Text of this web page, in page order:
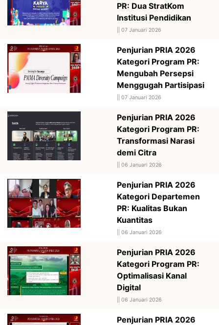
PR: Dua StratKom
Institusi Pendidikan
07 Januari 2026
Penjurian PRIA 2026
Kategori Program PR:
Mengubah Persepsi
Menggugah Partisipasi
07 Januari 2026
Penjurian PRIA 2026
Kategori Program PR:
Transformasi Narasi
demi Citra
06 Januari 2026
Penjurian PRIA 2026
Kategori Departemen
PR: Kualitas Bukan
Kuantitas
06 Januari 2026
Penjurian PRIA 2026
Kategori Program PR:
Optimalisasi Kanal
Digital
06 Januari 2026
Penjurian PRIA 2026